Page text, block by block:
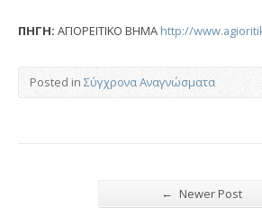
ΠΗΓΗ: ΑΓΙΟΡΕΙΤΙΚΟ ΒΗΜΑ http://
Posted in Σύγχρονα Αναγνώσματα
← Newer Post